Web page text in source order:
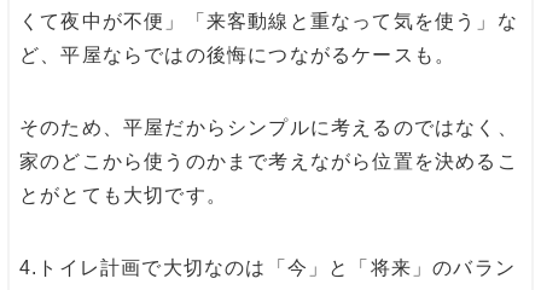
くて夜中が不便」「来客動線と重なって気を使う」な
ど、平屋ならではの後悔につながるケースも。
そのため、平屋だからシンプルに考えるのではなく、
家のどこから使うのかまで考えながら位置を決めるこ
とがとても大切です。
4. トイレ計画で大切なのは「今」と「将来」のバラン